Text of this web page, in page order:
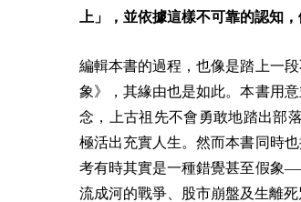
上」，並依據這樣不可靠的認知
編輯本書的過程，也像是踏上一
象》，其緣由也是如此。本書用
念，上古祖先不會勇敢地踏出部
極活出充實人生。然而本書同時
考有時其實是一種錯覺甚至假象
流成河的戰爭、股市崩盤及生離死